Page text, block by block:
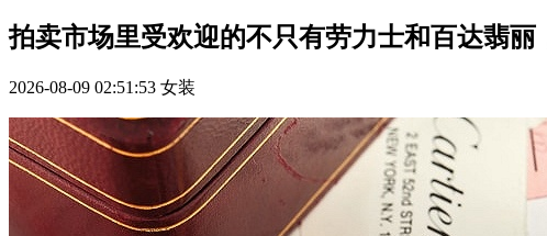
拍卖市场里受欢迎的不只有劳力士和百达翡丽
2026-08-09 02:51:53 女装